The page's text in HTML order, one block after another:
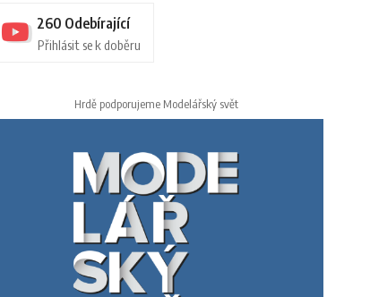
260 Odebírající
Přihlásit se k doběru
Hrdě podporujeme Modelářský svět